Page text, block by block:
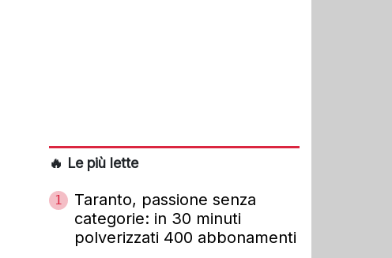
🔥 Le più lette
1
Taranto, passione senza
categorie: in 30 minuti
polverizzati 400 abbonamenti